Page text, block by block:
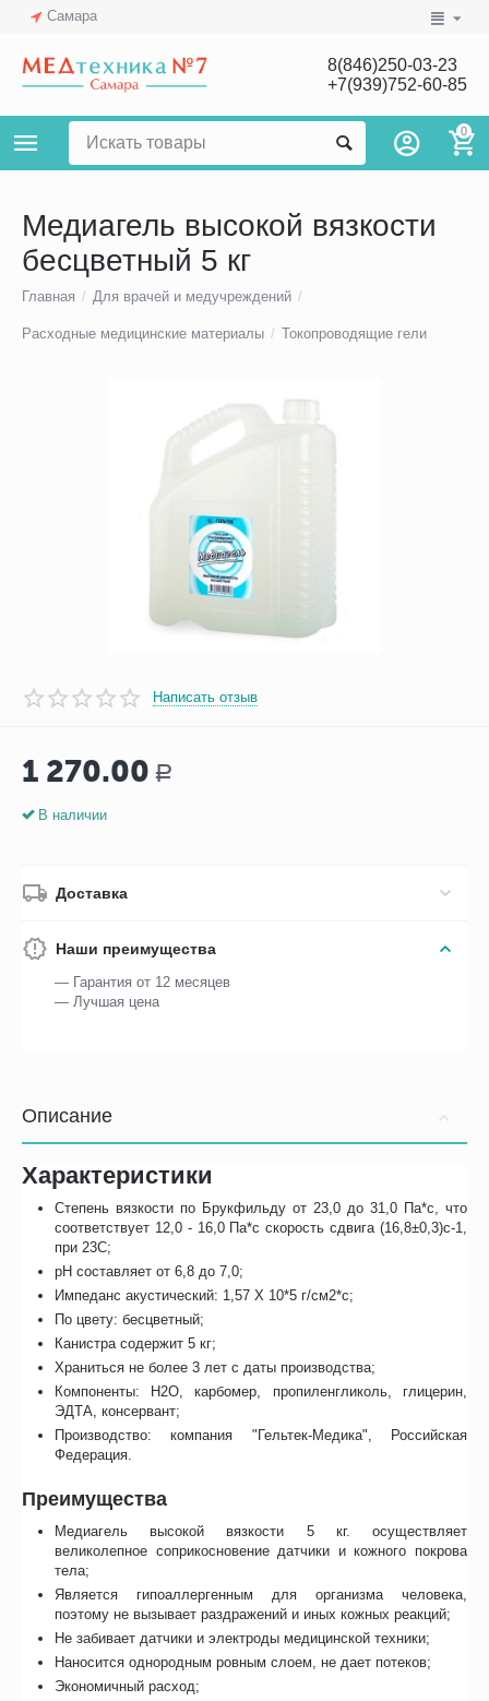
Самара
8(846)250-03-23
+7(939)752-60-85
0
Медиагель высокой вязкости
бесцветный 5 кг
Главная / Для врачей и медучреждений /
Расходные медицинские материалы / Токопроводящие гели
Написать отзыв
1 270.00 Р
В наличии
Доставка
Наши преимущества
— Гарантия от 12 месяцев
— Лучшая цена
Описание
Характеристики
Степень вязкости по Брукфильду от 23,0 до 31,0 Па*с, что
соответствует 12,0 - 16,0 Па*с скорость сдвига (16,8±0,3)с-1,
при 23C;
pH составляет от 6,8 до 7,0;
Импеданс акустический: 1,57 X 10*5 г/см2*с;
По цвету: бесцветный;
Канистра содержит 5 кг;
Храниться не более 3 лет с даты производства;
Компоненты: H2O, карбомер, пропиленгликоль, глицерин,
ЭДТА, консервант;
Производство: компания "Гельтек-Медика", Российская
Федерация.
Преимущества
Медиагель высокой вязкости 5 кг. осуществляет
великолепное соприкосновение датчики и кожного покрова
тела;
Является гипоаллергенным для организма человека,
поэтому не вызывает раздражений и иных кожных реакций;
Не забивает датчики и электроды медицинской техники;
Наносится однородным ровным слоем, не дает потеков;
Экономичный расход;